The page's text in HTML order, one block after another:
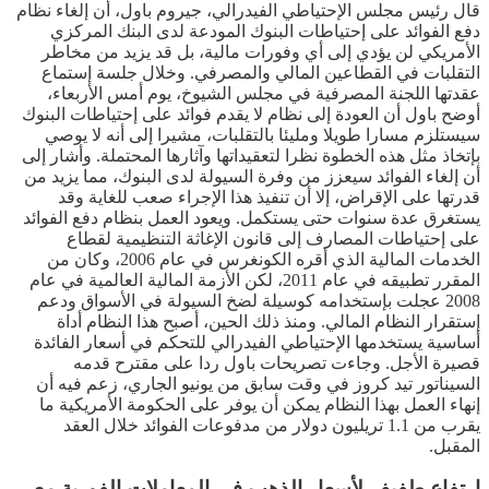
قال رئيس مجلس الإحتياطي الفيدرالي، جيروم باول، أن إلغاء نظام
دفع الفوائد على إحتياطات البنوك المودعة لدى البنك المركزي
الأمريكي لن يؤدي إلى أي وفورات مالية، بل قد يزيد من مخاطر
التقلبات في القطاعين المالي والمصرفي. وخلال جلسة إستماع
عقدتها اللجنة المصرفية في مجلس الشيوخ، يوم أمس الأربعاء،
أوضح باول أن العودة إلى نظام لا يقدم فوائد على إحتياطات البنوك
سيستلزم مسارا طويلا ومليئا بالتقلبات، مشيرا إلى أنه لا يوصي
بإتخاذ مثل هذه الخطوة نظرا لتعقيداتها وآثارها المحتملة. وأشار إلى
أن إلغاء الفوائد سيعزز من وفرة السيولة لدى البنوك، مما يزيد من
قدرتها على الإقراض، إلا أن تنفيذ هذا الإجراء صعب للغاية وقد
يستغرق عدة سنوات حتى يستكمل. ويعود العمل بنظام دفع الفوائد
على إحتياطات المصارف إلى قانون الإغاثة التنظيمية لقطاع
الخدمات المالية الذي أقره الكونغرس في عام 2006، وكان من
المقرر تطبيقه في عام 2011، لكن الأزمة المالية العالمية في عام
2008 عجلت بإستخدامه كوسيلة لضخ السيولة في الأسواق ودعم
إستقرار النظام المالي. ومنذ ذلك الحين، أصبح هذا النظام أداة
أساسية يستخدمها الإحتياطي الفيدرالي للتحكم في أسعار الفائدة
قصيرة الأجل. وجاءت تصريحات باول ردا على مقترح قدمه
السيناتور تيد كروز في وقت سابق من يونيو الجاري، زعم فيه أن
إنهاء العمل بهذا النظام يمكن أن يوفر على الحكومة الأمريكية ما
يقرب من 1.1 تريليون دولار من مدفوعات الفوائد خلال العقد
المقبل.